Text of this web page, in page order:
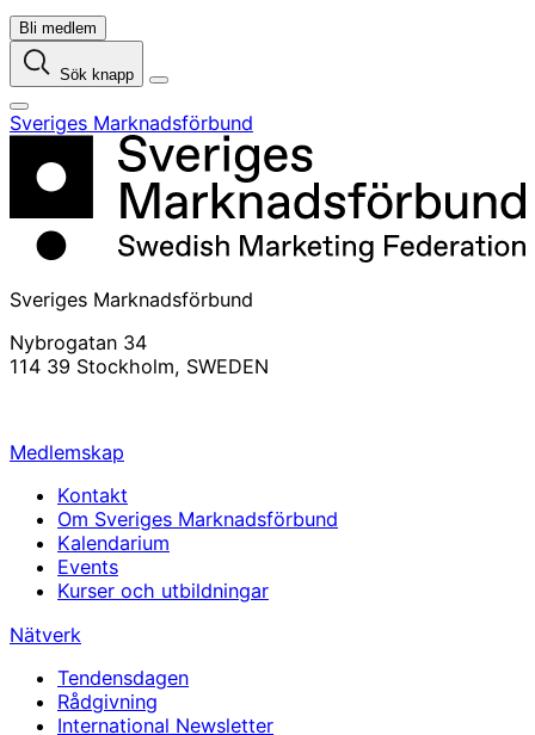
Bli medlem
Sök knapp
Sveriges Marknadsförbund
Sveriges Marknadsförbund
Nybrogatan 34
114 39 Stockholm, SWEDEN
Medlemskap
Kontakt
Om Sveriges Marknadsförbund
Kalendarium
Events
Kurser och utbildningar
Nätverk
Tendensdagen
Rådgivning
International Newsletter